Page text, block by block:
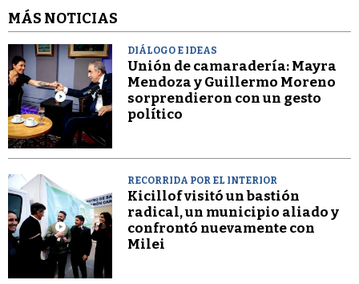
MÁS NOTICIAS
DIÁLOGO E IDEAS
Unión de camaradería: Mayra
Mendoza y Guillermo Moreno
sorprendieron con un gesto
político
RECORRIDA POR EL INTERIOR
Kicillof visitó un bastión
radical, un municipio aliado y
confrontó nuevamente con
Milei